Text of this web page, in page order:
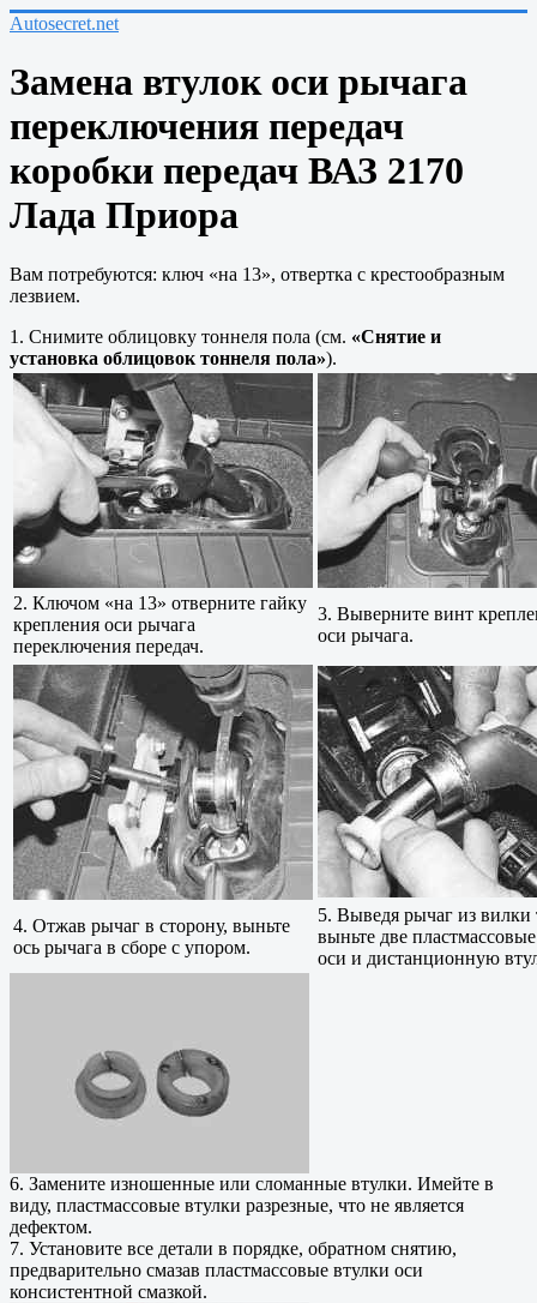
Autosecret.net
Замена втулок оси рычага
переключения передач
коробки передач ВАЗ 2170
Лада Приора
Вам потребуются: ключ «на 13», отвертка с крестообразным
лезвием.
1. Снимите облицовку тоннеля пола (см. «Снятие и
установка облицовок тоннеля пола»).
2. Ключом «на 13» отверните гайку
крепления оси рычага
переключения передач.
3. Выверните винт
оси рычага.
4. Отжав рычаг в сторону, выньте
ось рычага в сборе с упором.
5. Выведя рычаг из вилки
выньте две
оси и дистанционную
6. Замените изношенные или сломанные втулки. Имейте в
виду, пластмассовые втулки разрезные, что не является
дефектом.
7. Установите все детали в порядке, обратном снятию,
предварительно смазав пластмассовые втулки оси
консистентной смазкой.